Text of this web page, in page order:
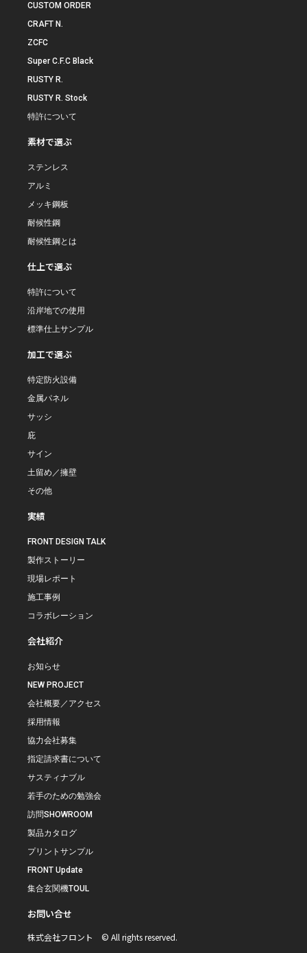
CUSTOM ORDER
CRAFT N.
ZCFC
Super C.F.C Black
RUSTY R.
RUSTY R. Stock
特許について
素材で選ぶ
ステンレス
アルミ
メッキ鋼板
耐候性鋼
耐候性鋼とは
仕上で選ぶ
特許について
沿岸地での使用
標準仕上サンプル
加工で選ぶ
特定防火設備
金属パネル
サッシ
庇
サイン
土留め／擁壁
その他
実績
FRONT DESIGN TALK
製作ストーリー
現場レポート
施工事例
コラボレーション
会社紹介
お知らせ
NEW PROJECT
会社概要／アクセス
採用情報
協力会社募集
指定請求書について
サスティナブル
若手のための勉強会
訪問SHOWROOM
製品カタログ
プリントサンプル
FRONT Update
集合玄関機TOUL
お問い合せ
株式会社フロント © All rights reserved.